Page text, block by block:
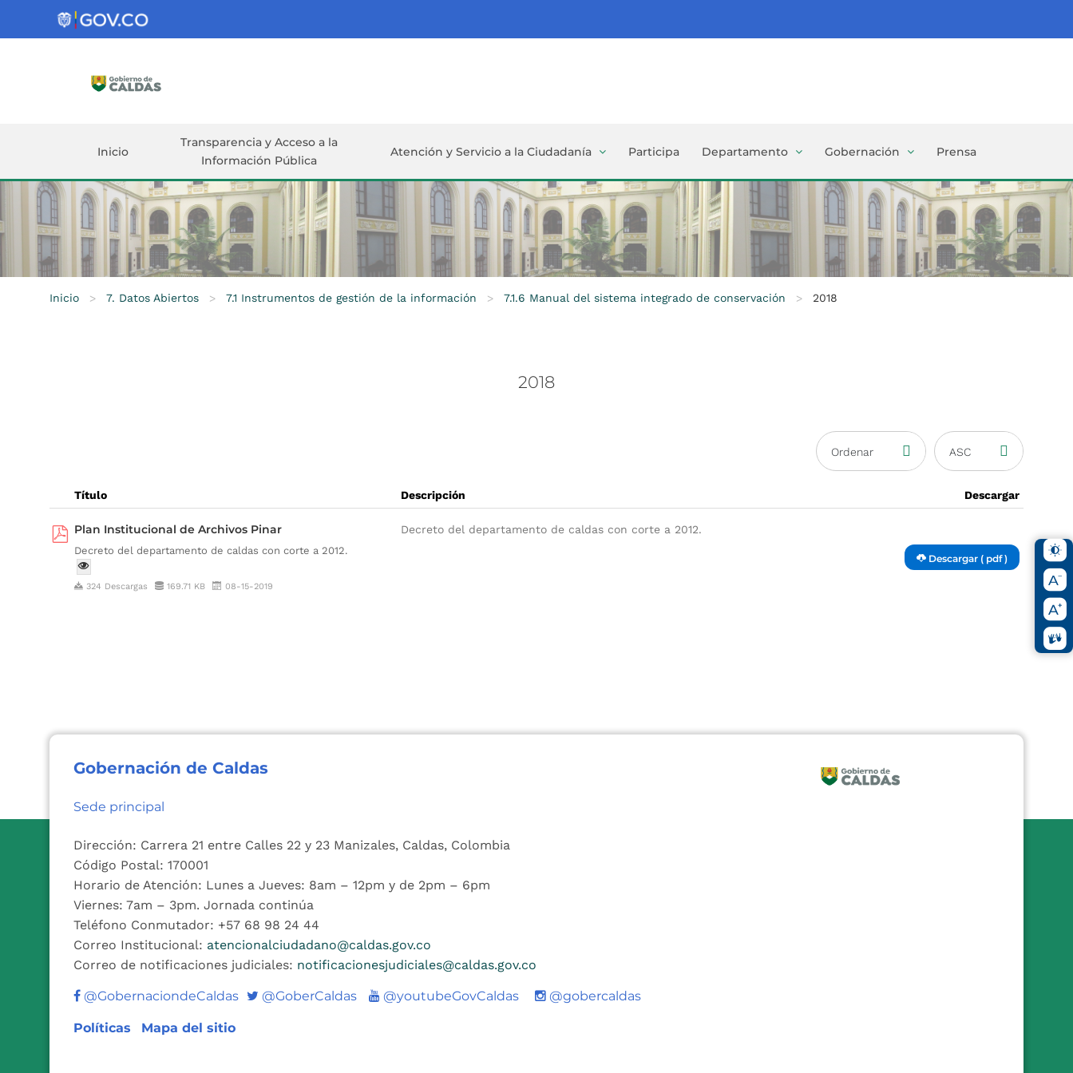
Gobernación
Inicio
Transparencia y Acceso a la
Información Pública
Atención y Servicio a la Ciudadanía Participa Departamento Gobernación Prensa
Inicio > 7. Datos Abiertos > 7.1 Instrumentos de gestión de la información > 7.1.6 Manual del sistema integrado de conservación > 2018
2018
ASC
Ordenar
Título Descripción Descargar
Plan Institucional de Archivos Pinar
Decreto del departamento de caldas con corte a 2012.
324 Descargas 169.71 KB 08-15-2019
Decreto del departamento de caldas con corte a 2012.
Descargar ( pdf )
Gobernación de Caldas
Sede principal
Dirección: Carrera 21 entre Calles 22 y 23 Manizales, Caldas, Colombia
Código Postal: 170001
Horario de Atención: Lunes a Jueves: 8am – 12pm y de 2pm – 6pm
Viernes: 7am – 3pm. Jornada continúa
Teléfono Conmutador: +57 68 98 24 44
Correo Institucional: atencionalciudadano@caldas.gov.co
Correo de notificaciones judiciales: notificacionesjudiciales@caldas.gov.co
@GobernaciondeCaldas Twitter
@GoberCaldas Youtube
@youtubeGovCaldas @gobercaldas
Políticas Mapa del sitio